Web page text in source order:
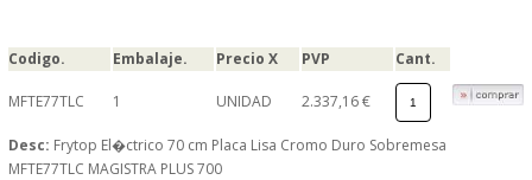
Codigo. Embalaje. Precio X PVP Cant.
MFTE77TLC 1 UNIDAD 2.337,16 €
Desc: Frytop El�ctrico 70 cm Placa Lisa Cromo Duro Sobremesa
MFTE77TLC MAGISTRA PLUS 700